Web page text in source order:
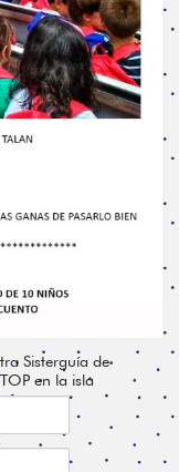
Sisterguía de
en la isla